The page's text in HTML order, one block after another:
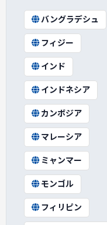
バングラデシュ
フィジー
インド
インドネシア
カンボジア
マレーシア
ミャンマー
モンゴル
フィリピン